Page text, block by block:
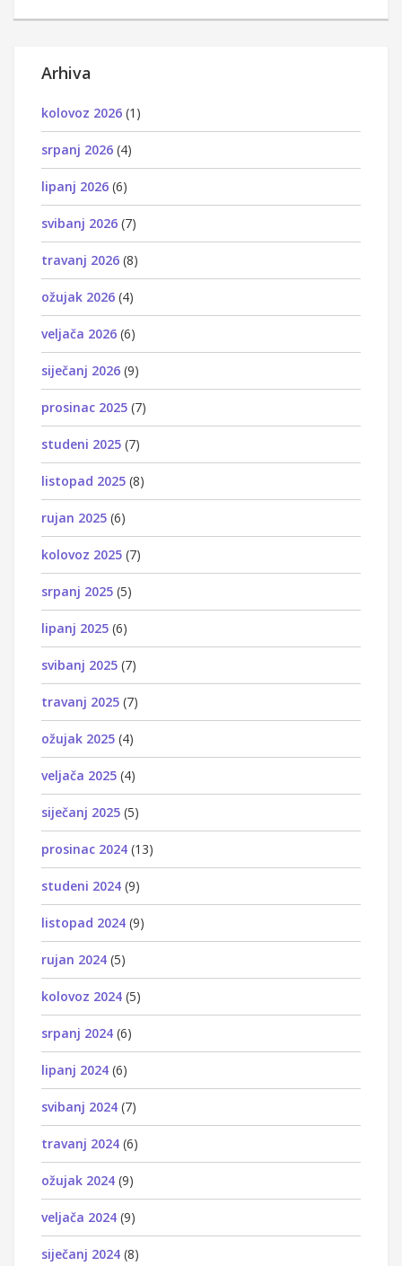
Arhiva
kolovoz 2026 (1)
srpanj 2026 (4)
lipanj 2026 (6)
svibanj 2026 (7)
travanj 2026 (8)
ožujak 2026 (4)
veljača 2026 (6)
siječanj 2026 (9)
prosinac 2025 (7)
studeni 2025 (7)
listopad 2025 (8)
rujan 2025 (6)
kolovoz 2025 (7)
srpanj 2025 (5)
lipanj 2025 (6)
svibanj 2025 (7)
travanj 2025 (7)
ožujak 2025 (4)
veljača 2025 (4)
siječanj 2025 (5)
prosinac 2024 (13)
studeni 2024 (9)
listopad 2024 (9)
rujan 2024 (5)
kolovoz 2024 (5)
srpanj 2024 (6)
lipanj 2024 (6)
svibanj 2024 (7)
travanj 2024 (6)
ožujak 2024 (9)
veljača 2024 (9)
siječanj 2024 (8)